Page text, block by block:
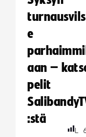
e
parhaimmill
aan –
pelit
:stä
L